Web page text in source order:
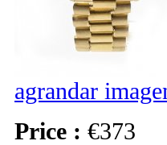
agrandar
Price : €373